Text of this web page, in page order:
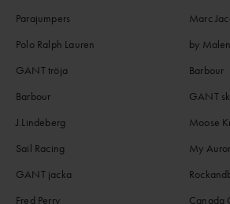
Parajumpers
Polo Ralph Lauren
GANT tröja
Barbour
J.Lindeberg
Sail Racing
GANT jacka
Fred Perry
Marc
by
Barbour
GANT
Moose
My
Canada